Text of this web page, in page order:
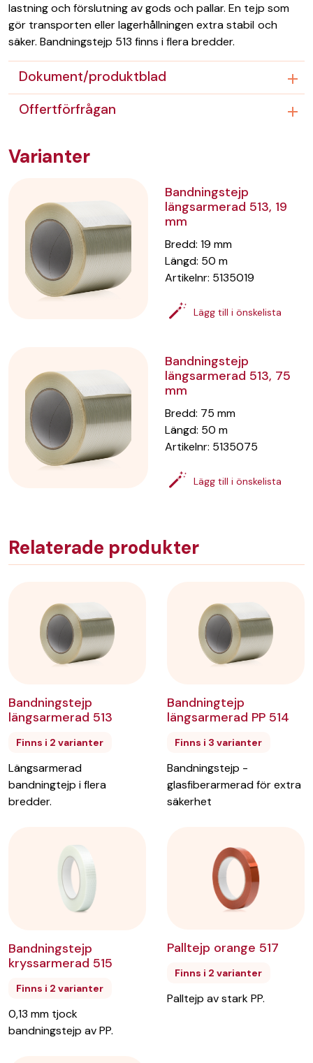
lastning och förslutning av gods och pallar. En tejp som
gör transporten eller lagerhållningen extra stabil och
säker. Bandningstejp 513 finns i flera bredder.
Dokument/produktblad
Offertförfrågan
Varianter
Bandningstejp
längsarmerad 513, 19
mm
Bredd:19 mm
Längd: 50 m
Artikelnr: 5135019
Lägg till i önskelista
Bandningstejp
längsarmerad 513, 75
mm
Bredd: 75 mm
Längd: 50 m
Artikelnr: 5135075
Lägg till i önskelista
Relaterade produkter
Bandningstejp
längsarmerad 513
Finns i 2 varianter
Längsarmerad
bandningtejp i flera
bredder.
Bandningtejp
längsarmerad PP 514
Finns i 3 varianter
Bandningstejp -
glasfiberarmerad för extra
säkerhet
Bandningstejp
kryssarmerad 515
Finns i 2 varianter
0,13 mm tjock
bandningstejp av PP.
Palltejp orange 517
Finns i 2 varianter
Palltejp av stark PP.